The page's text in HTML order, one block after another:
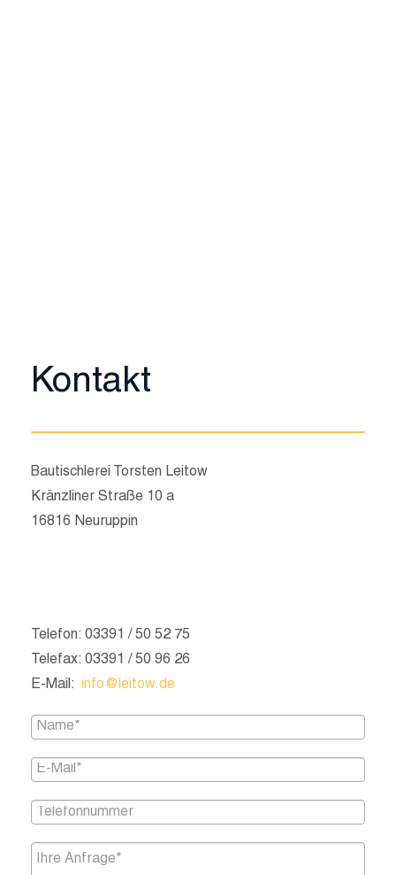
Kontakt
Bautischlerei Torsten Leitow
Kränzliner Straße 10 a
16816 Neuruppin
Telefon: 03391 / 50 52 75
Telefax: 03391 / 50 96 26
E-Mail: info@leitow.de